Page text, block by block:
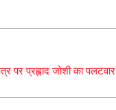
पर प्रह्लाद जोशी का पलटवार